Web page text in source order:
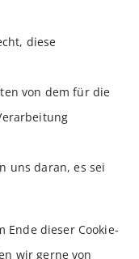
diese
von dem für die
uns daran, es sei
Ende dieser Cookie-
wir gerne von